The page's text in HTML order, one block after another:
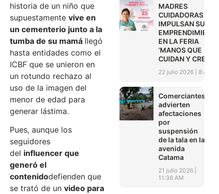
historia de un niño que
supuestamente vive en
un cementerio junto a la
tumba de su mamá llegó
hasta entidades como el
ICBF que se unieron en
un rotundo rechazo al
uso de la imagen del
menor de edad para
generar lástima.
Pues, aunque los
seguidores
del influencer que
generó el
contenidodefienden que
se trató de un video para
MADRES
CUIDADORAS
IMPULSAN SUS
EN LA FERIA
‘MANOS QUE
CUIDAN Y CREAN’
22 julio 2026 8:45
Comerciantes
advierten
afectaciones
por
suspensión
de la tala en la
avenida
Catama
21 julio 2026
11:36 AM